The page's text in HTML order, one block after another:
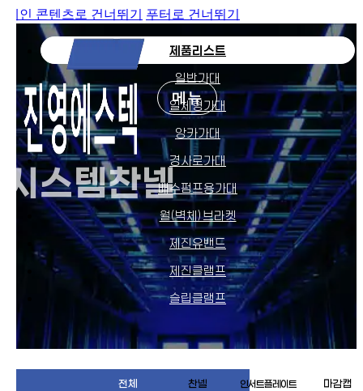
인 콘텐츠로 건너뛰기 푸터로 건너뛰기
메뉴
스템찬넬
제품리스트
일반가대
일체형가대
앙카가대
경사로가대
배수펌프용가대
월(벽체)브라켓
제진유밴드
제진클램프
슬립클램프
전체 찬넬 인서트플레이트 마감캡